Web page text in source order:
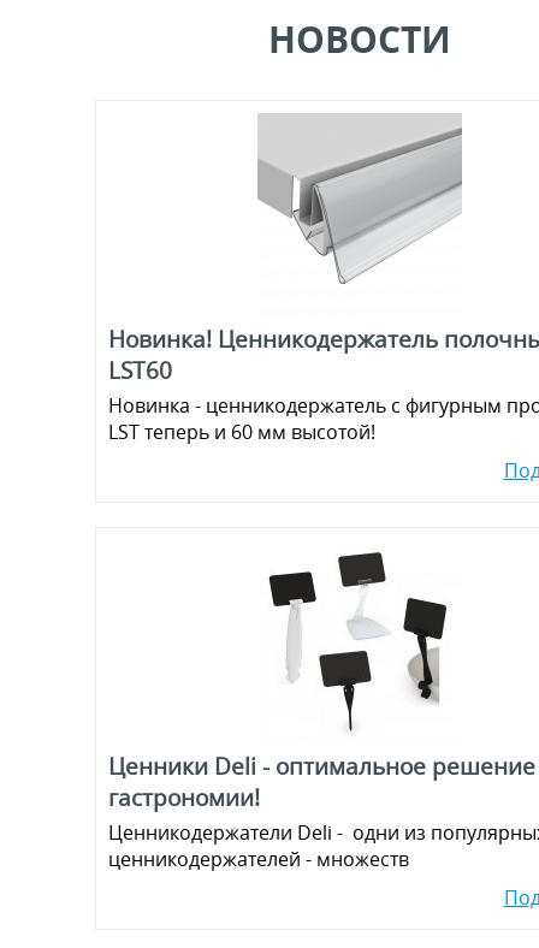
НОВОСТИ
Новинка! Ценникодержатель
LST60
Новинка - ценникодержатель с фигурным
LST теперь и 60 мм высотой!
Ценники Deli - оптимальное решение
гастрономии!
Ценникодержатели Deli - одни из
ценникодержателей - множеств